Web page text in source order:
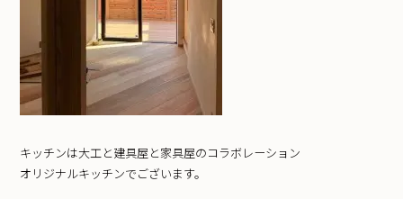
キッチンは大工と建具屋と家具屋のコラボレーション
オリジナルキッチンでございます。